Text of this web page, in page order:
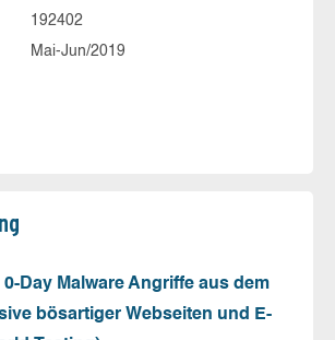
192402
Mai-Jun/2019
Day Malware Angriffe aus dem
bösartiger Webseiten und E-